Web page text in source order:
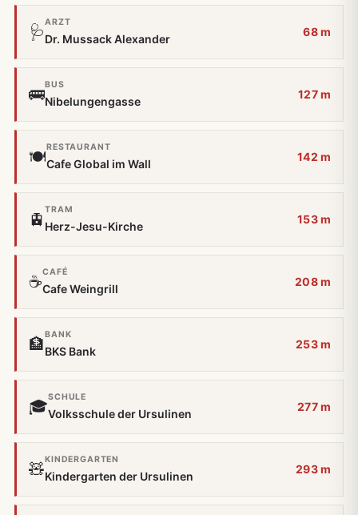
🩺
ARZT
Dr. Mussack Alexander
68 m
🚌
BUS
Nibelungengasse
127 m
🍽️
RESTAURANT
Cafe Global im Wall
142 m
🚊
TRAM
Herz-Jesu-Kirche
153 m
☕
CAFÉ
Cafe Weingrill
208 m
🏦
BANK
BKS Bank
253 m
🎓
SCHULE
Volksschule der Ursulinen
277 m
🧸
KINDERGARTEN
Kindergarten der Ursulinen
293 m